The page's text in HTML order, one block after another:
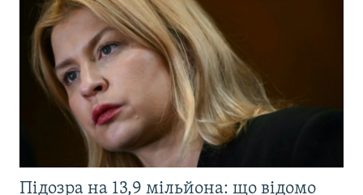
Підозра на 13,9 мільйона: що відомо